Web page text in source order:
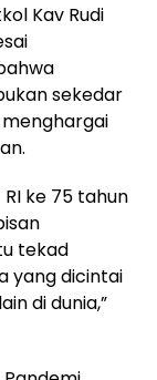
Kav Rudi
sekedar
ke 75 tahun
tekad
yang dicintai
di dunia,”